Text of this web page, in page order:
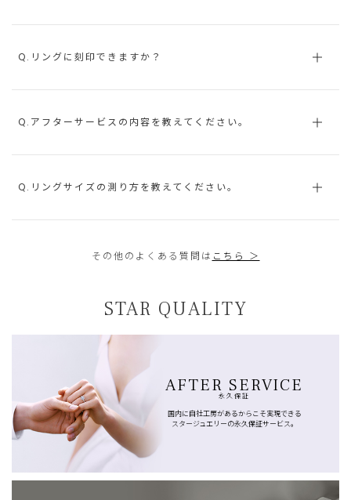
Q.リングに刻印できますか？
Q.アフターサービスの内容を教えてください。
Q.リングサイズの測り方を教えてください。
その他のよくある質問は こちら ＞
STAR QUALITY
AFTER SERVICE
永久保証
国内に自社工房があるからこそ実現できる
スタージュエリーの永久保証サービス。